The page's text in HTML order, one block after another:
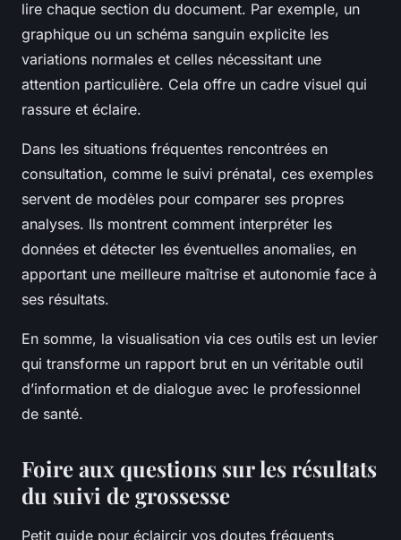
lire chaque section du document. Par exemple, un
graphique ou un schéma sanguin explicite les
variations normales et celles nécessitant une
attention particulière. Cela offre un cadre visuel qui
rassure et éclaire.
Dans les situations fréquentes rencontrées en
consultation, comme le suivi prénatal, ces exemples
servent de modèles pour comparer ses propres
analyses. Ils montrent comment interpréter les
données et détecter les éventuelles anomalies, en
apportant une meilleure maîtrise et autonomie face à
ses résultats.
En somme, la visualisation via ces outils est un levier
qui transforme un rapport brut en un véritable outil
d’information et de dialogue avec le professionnel
de santé.
Foire aux questions sur les résultats
du suivi de grossesse
Petit guide pour éclaircir vos doutes fréquents